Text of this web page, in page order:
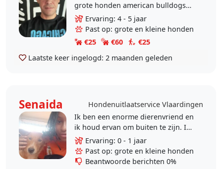
grote honden american bulldogs
en een kleine boomer hond en een
kat.
Ervaring: 4 - 5 jaar
Past op: grote en kleine honden
€25
€60
€25
Laatste keer ingelogd: 2 maanden geleden
Senaida
Hondenuitlaatservice Vlaardingen
Ik ben een enorme dierenvriend en
ik houd ervan om buiten te zijn. Ik
heb ruime ervaring met honden en
vind het geweldig om ze de
aandacht en..
Ervaring: 0 - 1 jaar
Past op: grote en kleine honden
Beantwoorde berichten 0%